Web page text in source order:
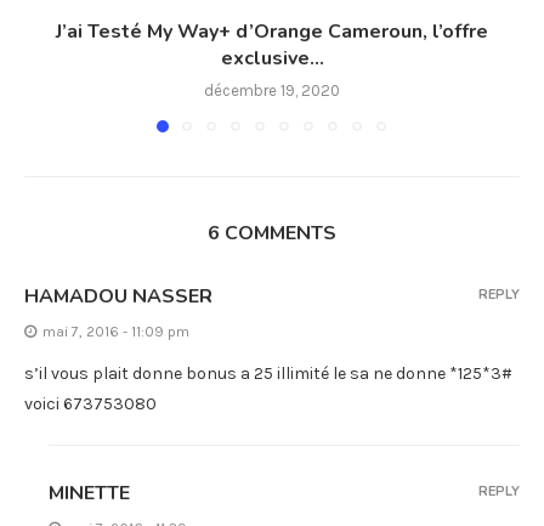
J’ai Testé My Way+ d’Orange Cameroun, l’offre
exclusive...
décembre 19, 2020
6 COMMENTS
HAMADOU NASSER
mai 7, 2016 - 11:09 pm
s’il vous plait donne bonus a 25 illimité le sa ne donne *125*3#
voici 673753080
REPLY
MINETTE REPLY